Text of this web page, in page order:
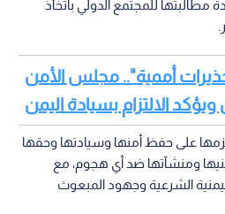
مطالبتها للمجتمع الدولي باتخاذ
أممية".. مجلس الأمن
الالتزام بسيادة اليمن
على حفظ أمنها وسيادتها وحقها
ومنشآتها ضد أي هجوم، مع
الشرعية وجهود المبعوث